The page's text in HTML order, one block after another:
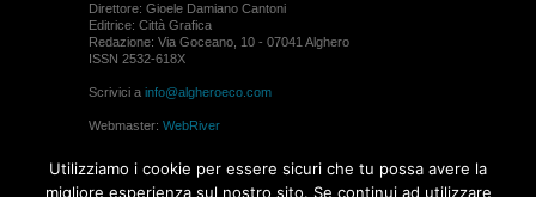
Direttore: Gioele Damiano Cantoni
Editrice: Città Grafica
Redazione: Via Goceano, 10 - 07041 Alghero
ISSN 2532-618X
Scrivici a info@algheroeco.com
Webmaster: WebRiver
permesso di algheroeco.com
Utilizziamo i cookie per essere sicuri che tu possa avere la
migliore esperienza sul nostro sito. Se continui ad utilizzare